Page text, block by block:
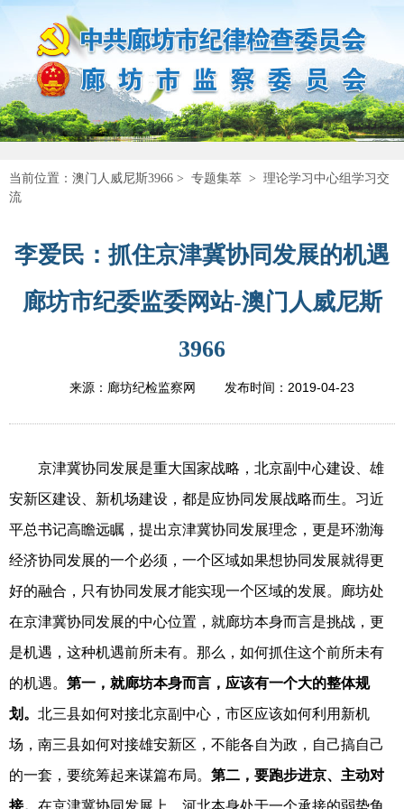
当前位置： 澳门人威尼斯3966 > 专题集萃 > 理论学习中心组学习交
流
李爱民：抓住京津冀协同发展的机遇
廊坊市纪委监委网站-澳门人威尼斯
3966
来源：廊坊纪检监察网 发布时间： 2019-04-23
京津冀协同发展是重大国家战略，北京副中心建设、雄
安新区建设、新机场建设，都是应协同发展战略而生。习近
平总书记高瞻远瞩，提出京津冀协同发展理念，更是环渤海
经济协同发展的一个必须，一个区域如果想协同发展就得更
好的融合，只有协同发展才能实现一个区域的发展。廊坊处
在京津冀协同发展的中心位置，就廊坊本身而言是挑战，更
是机遇，这种机遇前所未有。那么，如何抓住这个前所未有
的机遇。 第一，就廊坊本身而言，应该有一个大的整体规
划。 北三县如何对接北京副中心，市区应该如何利用新机
场，南三县如何对接雄安新区，不能各自为政，自己搞自己
的一套，要统筹起来谋篇布局。 第二，要跑步进京、主动对
接。 在京津冀协同发展上，河北本身处于一个承接的弱势角